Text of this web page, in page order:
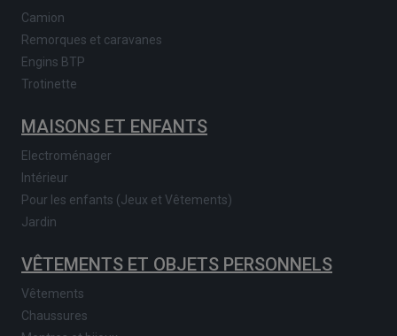
Camion
Remorques et caravanes
Engins BTP
Trotinette
MAISONS ET ENFANTS
Electroménager
Intérieur
Pour les enfants (Jeux et Vêtements)
Jardin
VÊTEMENTS ET OBJETS PERSONNELS
Vêtements
Chaussures